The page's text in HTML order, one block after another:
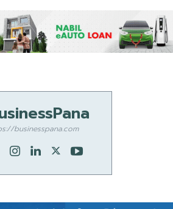
businesspana.com